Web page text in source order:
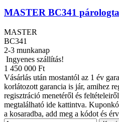
MASTER BC341
MASTER
BC341
2-3 munkanap
Ingyenes szállítás!
1 450 000 Ft
Vásárlás után mostantól az 1 év
korlátozott garancia is jár, amihez
regisztráció menetéről és
megtalálható ide kattintva.
a kosaradba, add meg a kódot és